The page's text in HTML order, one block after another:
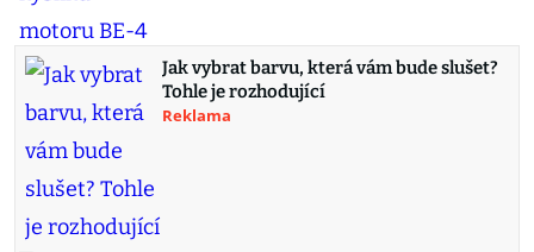
Jak vybrat barvu, která vám bude slušet?
Tohle je rozhodující
Reklama